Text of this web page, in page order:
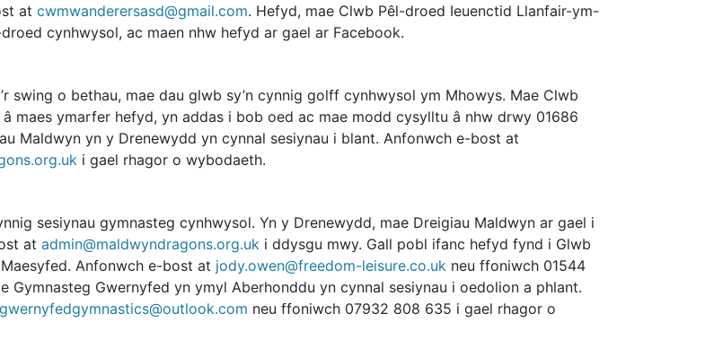
at cwmwanderersasd@gmail.com. Hefyd, mae Clwb Pêl-droed Ieuenctid Llanfair-ym-
cynhwysol, ac maen nhw hefyd ar gael ar Facebook.
swing o bethau, mae dau glwb sy’n cynnig golff cynhwysol ym Mhowys. Mae Clwb
maes ymarfer hefyd, yn addas i bob oed ac mae modd cysylltu â nhw drwy 01686
Maldwyn yn y Drenewydd yn cynnal sesiynau i blant. Anfonwch e-bost at
i gael rhagor o wybodaeth.
sesiynau gymnasteg cynhwysol. Yn y Drenewydd, mae Dreigiau Maldwyn ar gael i
at admin@maldwyndragons.org.uk i ddysgu mwy. Gall pobl ifanc hefyd fynd i Glwb
Anfonwch e-bost at jody.owen@freedom-leisure.co.uk neu ffoniwch 01544
Gymnasteg Gwernyfed yn ymyl Aberhonddu yn cynnal sesiynau i oedolion a phlant.
gwernyfedgymnastics@outlook.com neu ffoniwch 07932 808 635 i gael rhagor o